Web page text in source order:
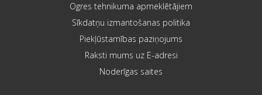
Ogres tehnikuma apmeklētājiem
Sīkdatņu izmantošanas politika
Piekļūstamības paziņojums
Raksti mums uz E-adresi
Noderīgas saites